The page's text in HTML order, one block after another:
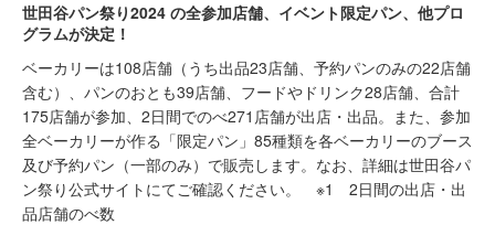
世田谷パン祭り2024 の全参加店舗、イベント限定パン、他プロ
グラムが決定！
ベーカリーは108店舗（うち出品23店舗、予約パンのみの22店舗
含む）、パンのおとも39店舗、フードやドリンク28店舗、合計
175店舗が参加、2日間でのべ271店舗が出店・出品。また、参加
全ベーカリーが作る「限定パン」85種類を各ベーカリーのブース
及び予約パン（一部のみ）で販売します。なお、詳細は世田谷パ
ン祭り公式サイトにてご確認ください。 ※1 2日間の出店・出
品店舗のべ数